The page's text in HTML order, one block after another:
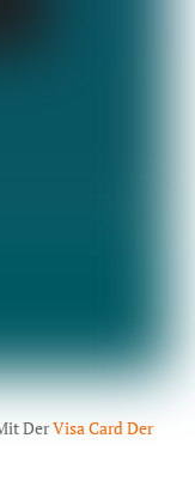
DerVisa Card Der